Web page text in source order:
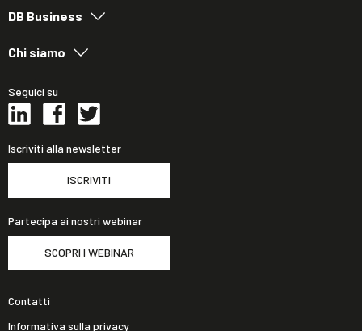
DB Business
Chi siamo
Seguici su
Iscriviti alla newsletter
ISCRIVITI
Partecipa ai nostri webinar
SCOPRI I WEBINAR
Contatti
Informativa sulla privacy